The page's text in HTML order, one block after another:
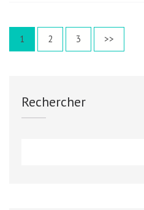
Pagination
des
Page
1 Page
2 Page
3 >>
Rechercher